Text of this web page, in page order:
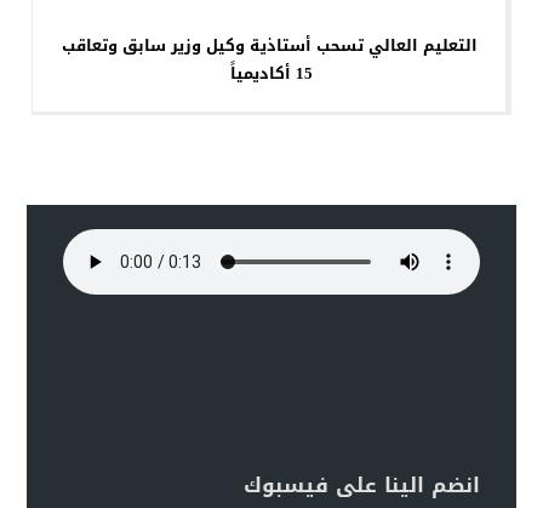
التعليم العالي تسحب أستاذية وكيل وزير سابق وتعاقب
15 أكاديمياً
انضم الينا على فيسبوك